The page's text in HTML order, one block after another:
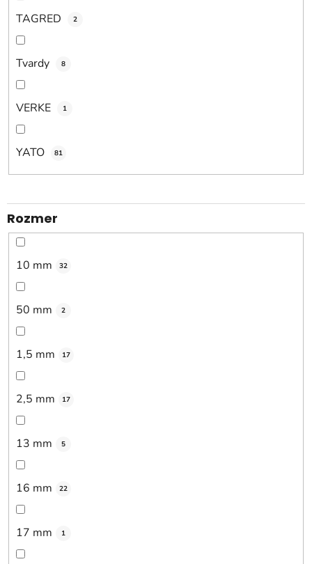
TAGRED 2
Tvardy 8
VERKE 1
YATO 81
Rozmer
10 mm 32
50 mm 2
1,5 mm 17
2,5 mm 17
13 mm 5
16 mm 22
17 mm 1